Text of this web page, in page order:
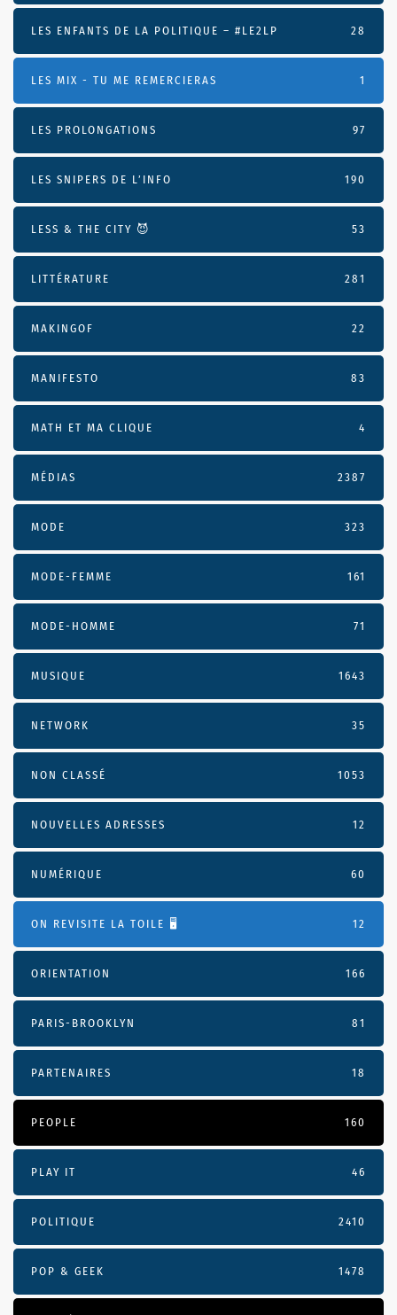
LES ENFANTS DE LA POLITIQUE – #LE2LP 28
LES MIX - TU ME REMERCIERAS 1
LES PROLONGATIONS 97
LES SNIPERS DE L’INFO 190
LESS & THE CITY 😈 53
LITTÉRATURE 281
MAKINGOF 22
MANIFESTO 83
MATH ET MA CLIQUE 4
MÉDIAS 2387
MODE 323
MODE-FEMME 161
MODE-HOMME 71
MUSIQUE 1643
NETWORK 35
NON CLASSÉ 1053
NOUVELLES ADRESSES 12
NUMÉRIQUE 60
ON REVISITE LA TOILE 🖥️ 12
ORIENTATION 166
PARIS-BROOKLYN 81
PARTENAIRES 18
PEOPLE 160
PLAY IT 46
POLITIQUE 2410
POP & GEEK 1478